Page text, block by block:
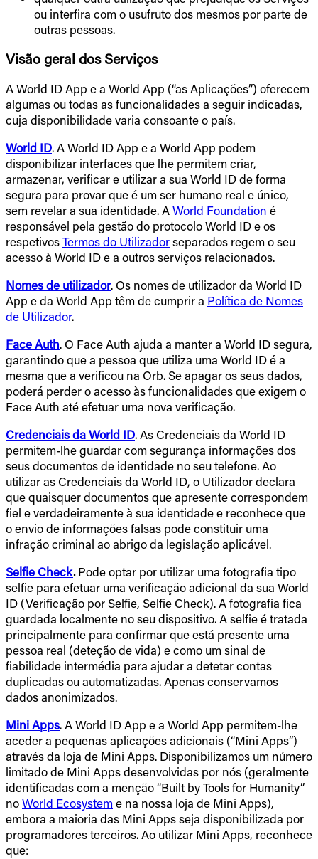
ou interfira com o usufruto dos mesmos por parte de
outras pessoas.
Visão geral dos Serviços
A World ID App e a World App (“as Aplicações”) oferecem
algumas ou todas as funcionalidades a seguir indicadas,
cuja disponibilidade varia consoante o país.
World ID. A World ID App e a World App podem
disponibilizar interfaces que lhe permitem criar,
armazenar, verificar e utilizar a sua World ID de forma
segura para provar que é um ser humano real e único,
sem revelar a sua identidade. AWorld Foundation é
responsável pela gestão do protocolo World ID e os
respetivosTermos do Utilizadorseparados regem o seu
acesso à World ID e a outros serviços relacionados.
Nomes de utilizador. Os nomes de utilizador da World ID
App e da World App têm de cumprir a Política de Nomes
de Utilizador.
Face Auth. O Face Auth ajuda a manter a World ID segura,
garantindo que a pessoa que utiliza uma World ID é a
mesma que a verificou na Orb. Se apagar os seus dados,
poderá perder o acesso às funcionalidades que exigem o
Face Auth até efetuar uma nova verificação.
Credenciais da World ID. As Credenciais da World ID
permitem-lhe guardar com segurança informações dos
seus documentos de identidade no seu telefone. Ao
utilizar as Credenciais da World ID, o Utilizador declara
que quaisquer documentos que apresente correspondem
fiel e verdadeiramente à sua identidade e reconhece que
o envio de informações falsas pode constituir uma
infração criminal ao abrigo da legislação aplicável.
Selfie Check.Pode optar por utilizar uma fotografia tipo
selfie para efetuar uma verificação adicional da sua World
ID (Verificação por Selfie, Selfie Check). A fotografia fica
guardada localmente no seu dispositivo. A selfie é tratada
principalmente para confirmar que está presente uma
pessoa real (deteção de vida) e como um sinal de
fiabilidade intermédia para ajudar a detetar contas
duplicadas ou automatizadas. Apenas conservamos
dados anonimizados.
Mini Apps. A World ID App e a World App permitem-lhe
aceder a pequenas aplicações adicionais (“Mini Apps”)
através da loja de Mini Apps. Disponibilizamos um número
limitado de Mini Apps desenvolvidas por nós (geralmente
identificadas com a menção “Built by Tools for Humanity”
noWorld Ecosystem e na nossa loja de Mini Apps),
embora a maioria das Mini Apps seja disponibilizada por
programadores terceiros. Ao utilizar Mini Apps, reconhece
que: